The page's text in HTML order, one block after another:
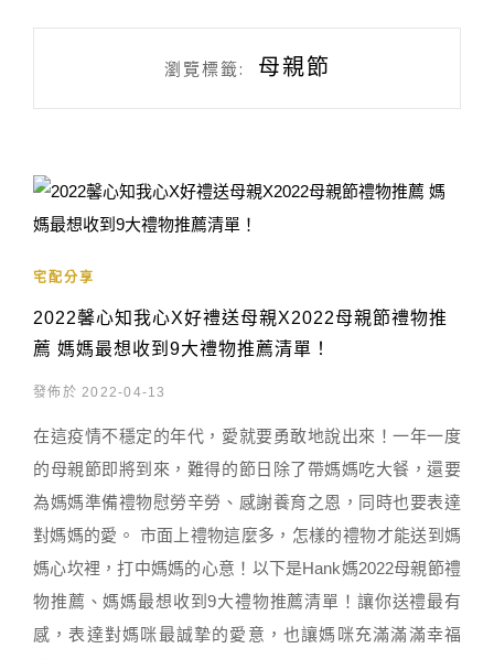
瀏覽標籤: 母親節
宅配分享
2022馨心知我心X好禮送母親X2022母親節禮物推
薦 媽媽最想收到9大禮物推薦清單！
發佈於 2022-04-13
在這疫情不穩定的年代，愛就要勇敢地說出來！一年一度
的母親節即將到來，難得的節日除了帶媽媽吃大餐，還要
為媽媽準備禮物慰勞辛勞、感謝養育之恩，同時也要表達
對媽媽的愛。 市面上禮物這麼多，怎樣的禮物才能送到媽
媽心坎裡，打中媽媽的心意！以下是Hank媽2022母親節禮
物推薦、媽媽最想收到9大禮物推薦清單！讓你送禮最有
感，表達對媽咪最誠摯的愛意，也讓媽咪充滿滿滿幸福